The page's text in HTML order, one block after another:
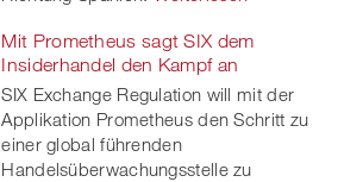
Mit Prometheus sagt SIX dem
Insiderhandel den Kampf an
SIX Exchange Regulation will mit der
Applikation Prometheus den Schritt zu
einer global führenden
Handelsüberwachungsstelle zu